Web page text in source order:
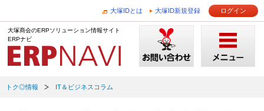
大塚IDとは 大塚ID新規登録 ログイン
大塚商会のERPソリューション情報サイト
ERPナビ
トク◎情報 IT＆ビジネスコラム